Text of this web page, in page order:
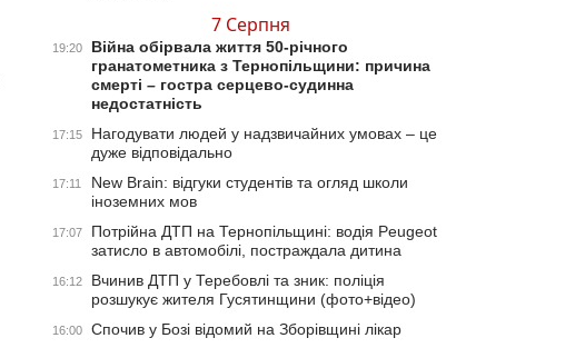
7 Серпня
19:20
Війна обірвала життя 50-річного
гранатометника з Тернопільщини: причина
смерті – гостра серцево-судинна
недостатність
17:15
Нагодувати людей у надзвичайних умовах – це
дуже відповідально
17:11
New Brain: відгуки студентів та огляд школи
іноземних мов
17:07
Потрійна ДТП на Тернопільщині: водія Peugeot
затисло в автомобілі, постраждала дитина
16:12
Вчинив ДТП у Теребовлі та зник: поліція
розшукує жителя Гусятинщини (фото+відео)
16:00 Спочив у Бозі відомий на Зборівщині лікар